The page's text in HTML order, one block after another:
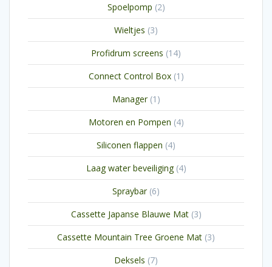
Spoelpomp 22
producten
Wieltjes 33
producten
Profidrum screens 1414
producten
Connect Control Box 1 1
product
Manager 1 1
product
Motoren en Pompen 44
producten
Siliconen flappen 44
producten
Laag water beveiliging 44
producten
Spraybar 66
producten
Cassette Japanse Blauwe Mat 33
producten
Cassette Mountain Tree Groene Mat 33
producten
Deksels 77